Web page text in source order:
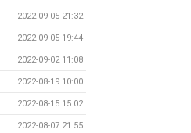
2022-09-05 21:32
2022-09-05 19:44
2022-09-02 11:08
2022-08-19 10:00
2022-08-15 15:02
2022-08-07 21:55